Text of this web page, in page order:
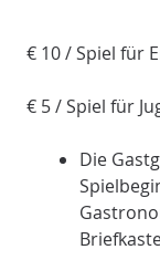
€ 10 / Spiel für
€ 5 / Spiel für
Die